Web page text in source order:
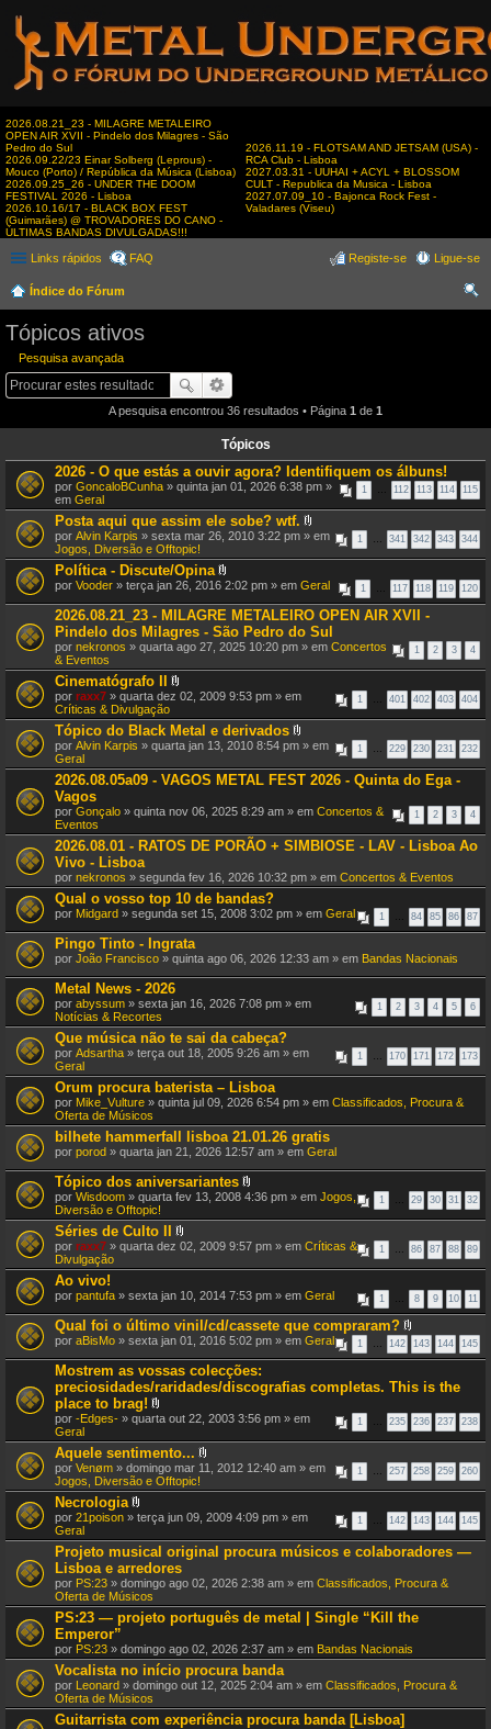
2026.08.21_23 - MILAGRE METALEIRO
OPEN AIR XVII - Pindelo dos Milagres - São
Pedro do Sul
2026.09.22/23 Einar Solberg (Leprous) -
Mouco (Porto) / República da Música (Lisboa)
2026.09.25_26 - UNDER THE DOOM
FESTIVAL 2026 - Lisboa
2026.10.16/17 - BLACK BOX FEST
(Guimarães) @ TROVADORES DO CANO -
ÚLTIMAS BANDAS DIVULGADAS!!!
2026.11.19 - FLOTSAM AND JETSAM (USA) -
RCA Club - Lisboa
2027.03.31 - UUHAI + ACYL + BLOSSOM
CULT - Republica da Musica - Lisboa
2027.07.09_10 - Bajonca Rock Fest -
Valadares (Viseu)
Links rápidos FAQ Ligue-se
Registe-se
Índice do Fórum
Tópicos ativos
Pesquisa avançada
A pesquisa encontrou 36 resultados • Página 1 de 1
Tópicos
2026 - O que estás a ouvir agora? Identifiquem os álbuns!
1 112 113 114 115
por GoncaloBCunha » quinta jan 01, 2026 6:38 pm »
em Geral
Posta aqui que assim ele sobe? wtf.
A
e
o
s
)
1 341 342 343 344
por Alvin Karpis » sexta mar 26, 2010 3:22 pm » em
Jogos, Diversão e Offtopic!
Política - Discute/Opina
A
e
x
o
(
)
1 117 118 119 120
por Vooder » terça jan 26, 2016 2:02 pm » em Geral
2026.08.21_23 - MILAGRE METALEIRO OPEN AIR XVII -
Pindelo dos Milagres - São Pedro do Sul
1 2 3 4
por nekronos » quarta ago 27, 2025 10:20 pm » em Concertos
& Eventos
Cinematógrafo II
A
e
x
o
s
)
1 401 402 403 404
por raxx7 » quarta dez 02, 2009 9:53 pm » em
Críticas & Divulgação
Tópico do Black Metal e derivados
A
e
(
)
1 229 230 231 232
por Alvin Karpis » quarta jan 13, 2010 8:54 pm » em
Geral
2026.08.05a09 - VAGOS METAL FEST 2026 - Quinta do Ega -
Vagos
1 2 3 4
por Gonçalo » quinta nov 06, 2025 8:29 am » em Concertos &
Eventos
2026.08.01 - RATOS DE PORÃO + SIMBIOSE - LAV - Lisboa Ao
Vivo - Lisboa
por nekronos » segunda fev 16, 2026 10:32 pm » em Concertos & Eventos
Qual o vosso top 10 de bandas?
1 84 85 86 87
por Midgard » segunda set 15, 2008 3:02 pm » em Geral
Pingo Tinto - Ingrata
por João Francisco » quinta ago 06, 2026 12:33 am » em Bandas Nacionais
Metal News - 2026
1 2 3 4 5 6
por abyssum » sexta jan 16, 2026 7:08 pm » em
Notícias & Recortes
Que música não te sai da cabeça?
1 170 171 172 173
por Adsartha » terça out 18, 2005 9:26 am » em
Geral
Orum procura baterista – Lisboa
por Mike_Vulture » quinta jul 09, 2026 6:54 pm » em Classificados, Procura &
Oferta de Músicos
bilhete hammerfall lisboa 21.01.26 gratis
por porod » quarta jan 21, 2026 12:57 am » em Geral
Tópico dos aniversariantes
A
e
o
s
1 29 30 31 32
por Wisdoom » quarta fev 13, 2008 4:36 pm » em Jogos,
Diversão e Offtopic!
Séries de Culto II
A
e
o
s
)
1 86 87 88 89
por raxx7 » quarta dez 02, 2009 9:57 pm » em Críticas &
Divulgação
Ao vivo!
1 8 9 10 11
por pantufa » sexta jan 10, 2014 7:53 pm » em Geral
Qual foi o último vinil/cd/cassete que compraram?
A
n
e
o
s
)
1 142 143 144 145
por aBisMo » sexta jan 01, 2016 5:02 pm » em Geral
Mostrem as vossas colecções:
preciosidades/raridades/discografias completas. This is the
place to brag!
A
e
x
o
(
s
1 235 236 237 238
por -Edges- » quarta out 22, 2003 3:56 pm » em
Geral
Aquele sentimento...
A
n
e
o
s
)
1 257 258 259 260
por Venøm » domingo mar 11, 2012 12:40 am » em
Jogos, Diversão e Offtopic!
Necrologia
A
e
x
o
(
s
)
1 142 143 144 145
por 21poison » terça jun 09, 2009 4:09 pm » em
Geral
Projeto musical original procura músicos e colaboradores —
Lisboa e arredores
por PS:23 » domingo ago 02, 2026 2:38 am » em Classificados, Procura &
Oferta de Músicos
PS:23 — projeto português de metal | Single “Kill the
Emperor”
por PS:23 » domingo ago 02, 2026 2:37 am » em Bandas Nacionais
Vocalista no início procura banda
por Leonard » domingo out 12, 2025 2:04 am » em Classificados, Procura &
Oferta de Músicos
Guitarrista com experiência procura banda [Lisboa]